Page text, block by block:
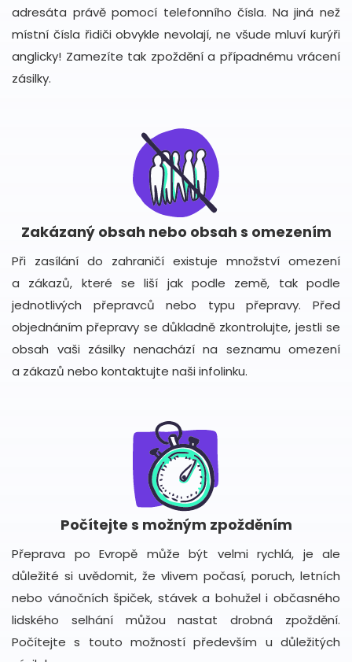
adresáta právě pomocí telefonního čísla. Na jiná než
místní čísla řidiči obvykle nevolají, ne všude mluví kurýři
anglicky! Zamezíte tak zpoždění a případnému vrácení
zásilky.
Zakázaný obsah nebo obsah s omezením
Při zasílání do zahraničí existuje množství omezení
a zákazů, které se liší jak podle země, tak podle
jednotlivých přepravců nebo typu přepravy. Před
objednáním přepravy se důkladně zkontrolujte, jestli se
obsah vaši zásilky nenachází na seznamu omezení
a zákazů nebo kontaktujte naši infolinku.
Počítejte s možným zpožděním
Přeprava po Evropě může být velmi rychlá, je ale
důležité si uvědomit, že vlivem počasí, poruch, letních
nebo vánočních špiček, stávek a bohužel i občasného
lidského selhání můžou nastat drobná zpoždění.
Počítejte s touto možností především u důležitých